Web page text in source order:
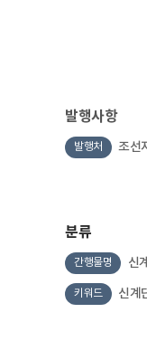
발행사항
발행처 조선
분류
간행물명 신
키워드 신계